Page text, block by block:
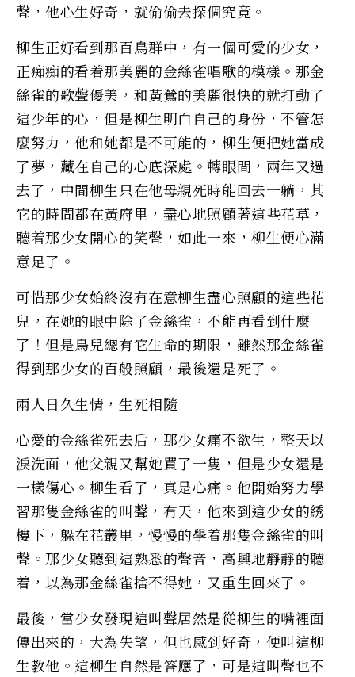
聲，他心生好奇，就偷偷去探個究竟。
柳生正好看到那百鳥群中，有一個可愛的少女，
正痴痴的看着那美麗的金絲雀唱歌的模樣。那金
絲雀的歌聲優美，和黃鶯的美麗很快的就打動了
這少年的心，但是柳生明白自己的身份，不管怎
麼努力，他和她都是不可能的，柳生便把她當成
了夢，藏在自己的心底深處。轉眼間，兩年又過
去了，中間柳生只在他母親死時能回去一躺，其
它的時間都在黃府里，盡心地照顧著這些花草，
聽着那少女開心的笑聲，如此一來，柳生便心滿
意足了。
可惜那少女始終沒有在意柳生盡心照顧的這些花
兒，在她的眼中除了金絲雀，不能再看到什麼
了！但是鳥兒總有它生命的期限，雖然那金絲雀
得到那少女的百般照顧，最後還是死了。
兩人日久生情，生死相隨
心愛的金絲雀死去后，那少女痛不欲生，整天以
淚洗面，他父親又幫她買了一隻，但是少女還是
一樣傷心。柳生看了，真是心痛。他開始努力學
習那隻金絲雀的叫聲，有天，他來到這少女的綉
樓下，躲在花叢里，慢慢的學着那隻金絲雀的叫
聲。那少女聽到這熟悉的聲音，高興地靜靜的聽
着，以為那金絲雀捨不得她，又重生回來了。
最後，當少女發現這叫聲居然是從柳生的嘴裡面
傳出來的，大為失望，但也感到好奇，便叫這柳
生教他。這柳生自然是答應了，可是這叫聲也不